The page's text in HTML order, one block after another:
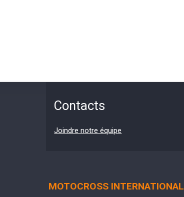
Contacts
Joindre notre équipe
MOTOCROSS INTERNATIONAL